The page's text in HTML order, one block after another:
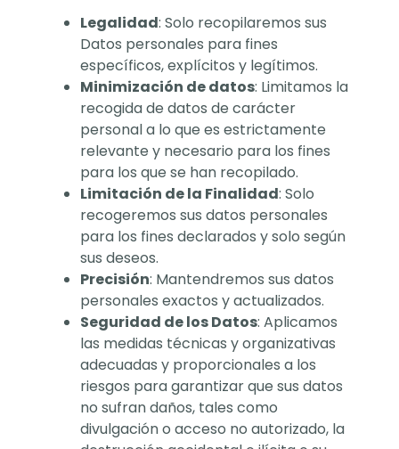
Legalidad: Solo recopilaremos sus
Datos personales para fines
específicos, explícitos y legítimos.
Minimización de datos: Limitamos la
recogida de datos de carácter
personal a lo que es estrictamente
relevante y necesario para los fines
para los que se han recopilado.
Limitación de la Finalidad: Solo
recogeremos sus datos personales
para los fines declarados y solo según
sus deseos.
Precisión: Mantendremos sus datos
personales exactos y actualizados.
Seguridad de los Datos: Aplicamos
las medidas técnicas y organizativas
adecuadas y proporcionales a los
riesgos para garantizar que sus datos
no sufran daños, tales como
divulgación o acceso no autorizado, la